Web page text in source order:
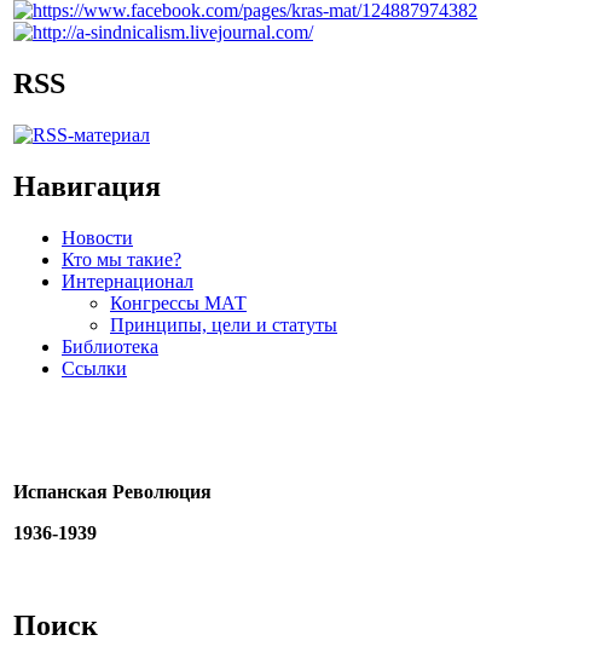
RSS
Навигация
Новости
Кто мы такие?
Интернационал
Конгрессы МАТ
Принципы, цели и статуты
Библиотека
Ссылки
Испанская Революция
1936-1939
Поиск